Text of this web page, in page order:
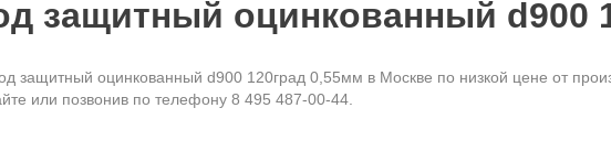
защитный оцинкованный d900
защитный оцинкованный d900 120град 0,55мм в Москве по низкой цене от
или позвонив по телефону 8 495 487-00-44.